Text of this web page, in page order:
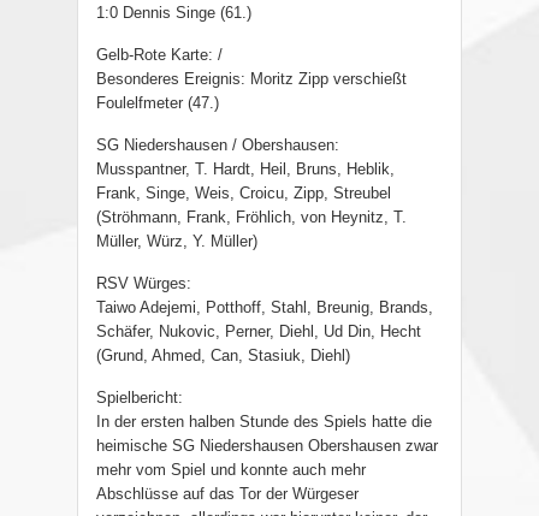
1:0 Dennis Singe (61.)
Gelb-Rote Karte: /
Besonderes Ereignis: Moritz Zipp verschießt
Foulelfmeter (47.)
SG Niedershausen / Obershausen:
Musspantner, T. Hardt, Heil, Bruns, Heblik,
Frank, Singe, Weis, Croicu, Zipp, Streubel
(Ströhmann, Frank, Fröhlich, von Heynitz, T.
Müller, Würz, Y. Müller)
RSV Würges:
Taiwo Adejemi, Potthoff, Stahl, Breunig, Brands,
Schäfer, Nukovic, Perner, Diehl, Ud Din, Hecht
(Grund, Ahmed, Can, Stasiuk, Diehl)
Spielbericht:
In der ersten halben Stunde des Spiels hatte die
heimische SG Niedershausen Obershausen zwar
mehr vom Spiel und konnte auch mehr
Abschlüsse auf das Tor der Würgeser